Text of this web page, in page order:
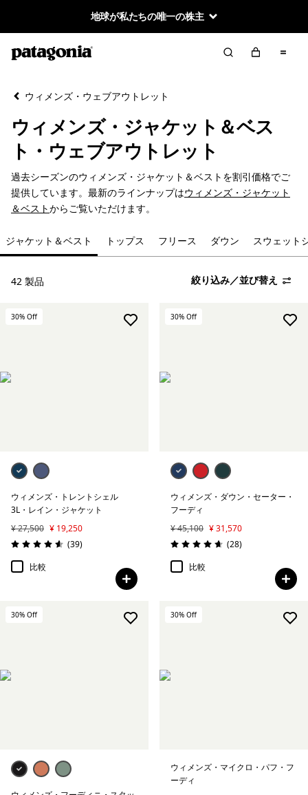
地球が私たちの唯一の株主
絞り込み／並び替え
絞り込み
カテゴリー
ジャケット＆ベスト
トップス
フリース
ダウン
スウェットシャツ＆フーディ
ボトムス
在庫のあるカラー
絞り込み
スポーツ
絞り込み
特長
ウィメンズ・ウェブアウトレット
ウィメンズ・ジャケット＆ベス
ト・ウェブアウトレット
過去シーズンのウィメンズ・ジャケット＆ベストを割引価格でご
提供しています。最新のラインナップはウィメンズ・ジャケット
＆ベストからご覧いただけます。
ジャケット＆ベスト トップス フリース ダウン スウェット
42 製品 絞り込み／並び替え
30% Off
ウィメンズ・トレントシェル
3L・レイン・ジャケット
¥ 27,500 ¥ 19,250
評価: 4.6 / 5
(39レビュー
)
比較
30% Off
ウィメンズ・ダウン・セーター・
フーディ
¥ 45,100 ¥ 31,570
評価: 4.6 / 5
(28レビュー
)
比較
30% Off 30% Off
ウィメンズ・マイクロ・パフ・フ
ーディ